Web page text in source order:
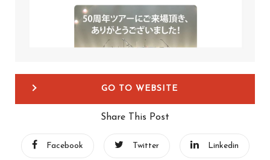
GO TO WEBSITE
Share This Post
Facebook Twitter Linkedin